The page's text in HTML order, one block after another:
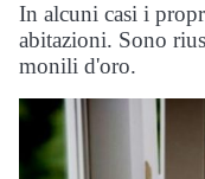
In alcuni casi i
abitazioni. Sono
monili d'oro.